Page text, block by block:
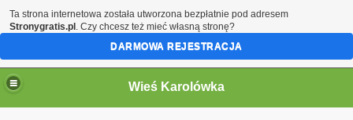
Wieś Karolówka
Ta strona internetowa została utworzona bezpłatnie pod adresem
Stronygratis.pl . Czy chcesz też mieć własną stronę?
DARMOWA REJESTRACJA